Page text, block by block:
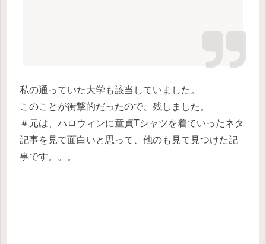
私の通っていた大学も該当していました。
このことが衝撃的だったので、残しました。
＃元は、ハロウィンに童貞Tシャツを着ていったネタ
記事を見て面白いと思って、他のも見て見つけた記
事です。。。